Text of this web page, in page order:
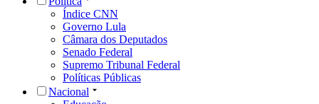
Índice CNN
Governo Lula
Câmara dos Deputados
Senado Federal
Supremo Tribunal Federal
Políticas Públicas
Nacional